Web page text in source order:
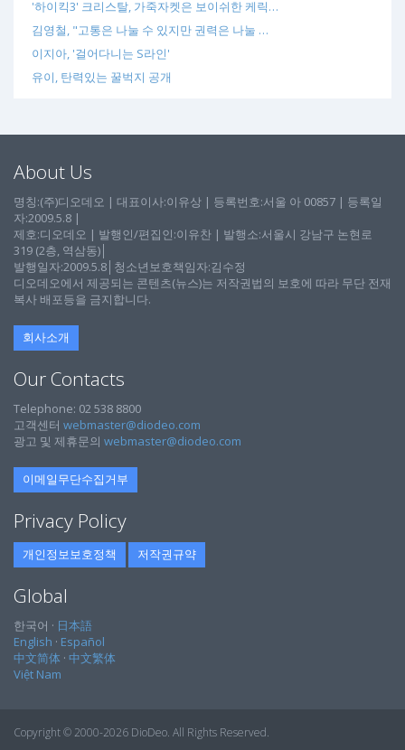
'하이킥3' 크리스탈, 가죽자켓은 보이쉬한 케릭…
김영철, "고통은 나눌 수 있지만 권력은 나눌 …
이지아, '걸어다니는 S라인'
유이, 탄력있는 꿀벅지 공개
About Us
명칭:(주)디오데오 | 대표이사:이유상 | 등록번호:서울 아 00857 | 등록일
자:2009.5.8 |
제호:디오데오 | 발행인/편집인:이유찬 | 발행소:서울시 강남구 논현로
319 (2층, 역삼동)│
발행일자:2009.5.8│청소년보호책임자:김수정
디오데오에서 제공되는 콘텐츠(뉴스)는 저작권법의 보호에 따라 무단 전재
복사 배포등을 금지합니다.
회사소개
Our Contacts
Telephone: 02 538 8800
고객센터 webmaster@diodeo.com
광고 및 제휴문의 webmaster@diodeo.com
이메일무단수집거부
Privacy Policy
개인정보보호정책 저작권규약
Global
한국어 · 日本語
English · Español
中文简体 · 中文繁体
Việt Nam
Copyright © 2000-2026 DioDeo. All Rights Reserved.